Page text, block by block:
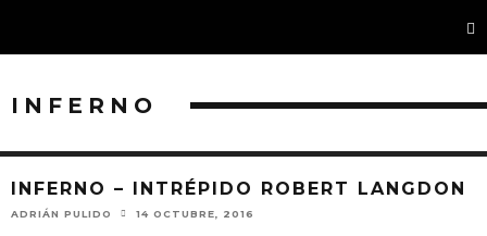
INFERNO
INFERNO – INTRÉPIDO ROBERT LANGDON
ADRIÁN PULIDO 14 OCTUBRE, 2016